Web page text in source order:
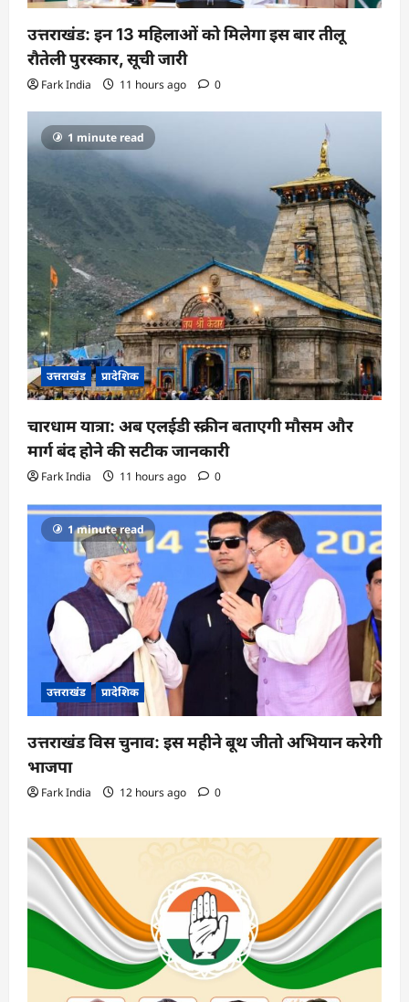
उत्तराखंड: इन 13 महिलाओं को मिलेगा इस बार तीलू
रौतेली पुरस्कार, सूची जारी
Fark India 11 hours ago 0
1 minute read
उत्तराखंड प्रादेशिक
चारधाम यात्रा: अब एलईडी स्क्रीन बताएगी मौसम और
मार्ग बंद होने की सटीक जानकारी
Fark India 11 hours ago 0
1 minute read
उत्तराखंड प्रादेशिक
उत्तराखंड विस चुनाव: इस महीने बूथ जीतो अभियान करेगी
भाजपा
Fark India 12 hours ago 0